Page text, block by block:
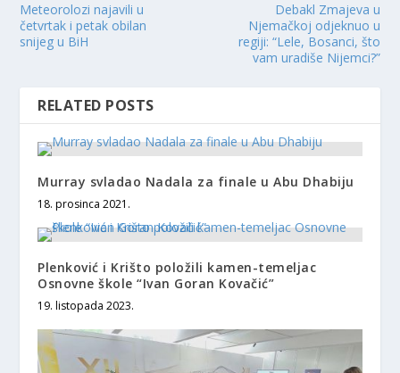
Meteorolozi najavili u
četvrtak i petak obilan
snijeg u BiH
Debakl Zmajeva u
Njemačkoj odjeknuo u
regiji: “Lele, Bosanci, što
vam uradiše Nijemci?”
RELATED POSTS
Murray svladao Nadala za finale u Abu Dhabiju
18. prosinca 2021.
Plenković i Krišto položili kamen-temeljac
Osnovne škole “Ivan Goran Kovačić”
19. listopada 2023.